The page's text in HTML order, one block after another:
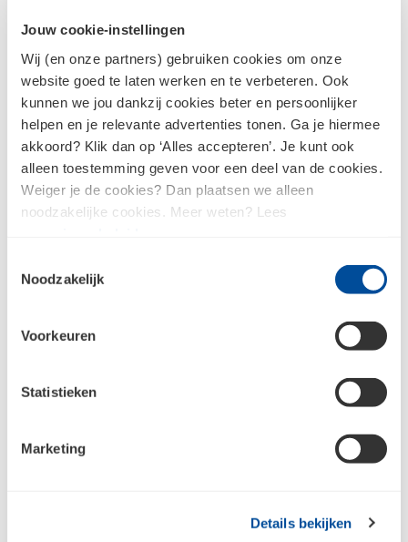
Jouw cookie-instellingen
Wij (en onze partners) gebruiken cookies om onze
website goed te laten werken en te verbeteren. Ook
kunnen we jou dankzij cookies beter en persoonlijker
helpen en je relevante advertenties tonen. Ga je hiermee
akkoord? Klik dan op ‘Alles accepteren’. Je kunt ook
alleen toestemming geven voor een deel van de cookies.
Weiger je de cookies? Dan plaatsen we alleen
noodzakelijke cookies. Meer weten? Lees
Noodzakelijk
Voorkeuren
Statistieken
Marketing
Details bekijken
Otterbein brengt stenen tot leven
Bouwgroen
Alles over Otterbein brengt stenen tot leven
Natuurverf bestaat volledig uit plantaardige,
dierlijke of minerale grondstoffen en wordt
gemaakt met respect voor mens en milieu. Bij het
produceren van biobased verf komen er dan ook
geen chemische processen aan te pas.
Onze merken voor verf &